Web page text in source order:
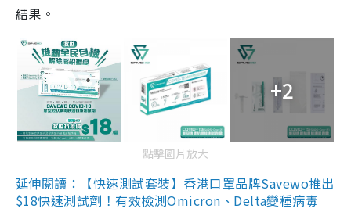
結果。
+2
點擊圖片放大
延伸閱讀：【快速測試套裝】香港口罩品牌Savewo推出
$18快速測試劑！有效檢測Omicron、Delta變種病毒